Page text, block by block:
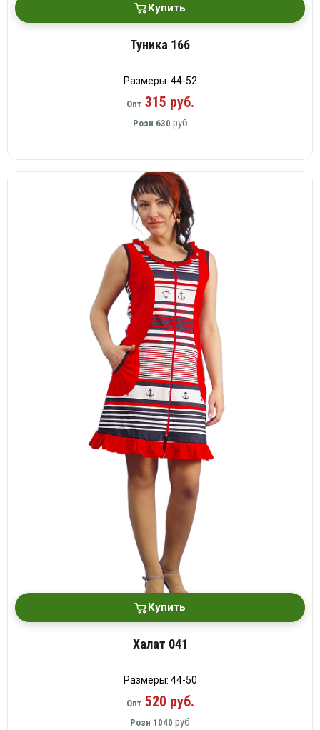
Купить
Туника 166
Размеры: 44-52
Опт315 руб.
Розн 630 руб
Купить
Халат 041
Размеры: 44-50
Опт520 руб.
Розн 1040 руб